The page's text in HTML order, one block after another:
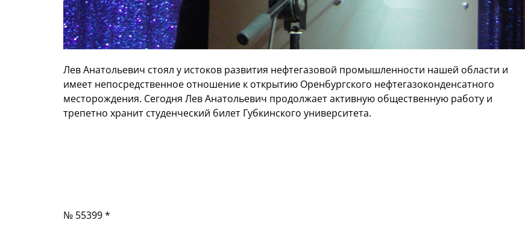
Лев Анатольевич стоял у истоков развития нефтегазовой промышленности нашей области и
имеет непосредственное отношение к открытию Оренбургского нефтегазоконденсатного
месторождения. Сегодня Лев Анатольевич продолжает активную общественную работу и
трепетно хранит студенческий билет Губкинского университета.
№ 55399 *